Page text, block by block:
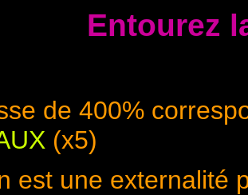
Entourez
de 400%
(x5)
est une externalité